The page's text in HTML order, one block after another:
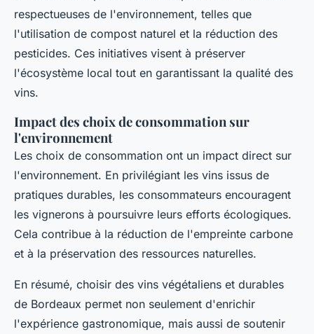
respectueuses de l'environnement, telles que
l'utilisation de compost naturel et la réduction des
pesticides. Ces initiatives visent à préserver
l'écosystème local tout en garantissant la qualité des
vins.
Impact des choix de consommation sur
l'environnement
Les choix de consommation ont un impact direct sur
l'environnement. En privilégiant les vins issus de
pratiques durables, les consommateurs encouragent
les vignerons à poursuivre leurs efforts écologiques.
Cela contribue à la réduction de l'empreinte carbone
et à la préservation des ressources naturelles.
En résumé, choisir des vins végétaliens et durables
de Bordeaux permet non seulement d'enrichir
l'expérience gastronomique, mais aussi de soutenir